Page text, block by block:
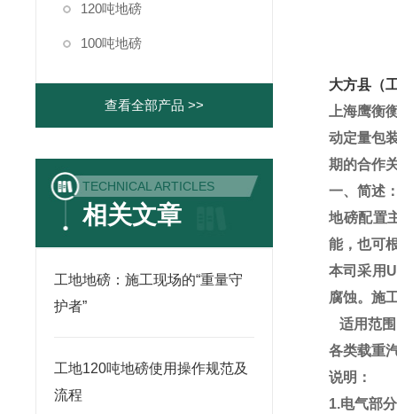
120吨地磅
100吨地磅
查看全部产品 >>
TECHNICAL ARTICLES
相关文章
工地地磅：施工现场的“重量守
护者”
工地120吨地磅使用操作规范及
流程
大方县（
上海鹰衡
动定量包
期的合作
一、简述
地磅配置
能，也可
本司采用 U
腐蚀。施
适用范围
各类载重
说明：
1.电气部